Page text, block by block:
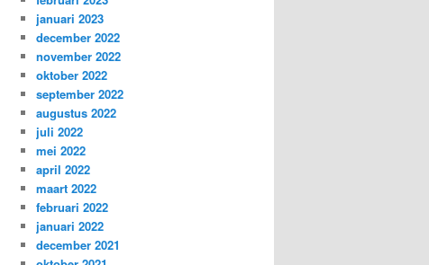
januari 2023
december 2022
november 2022
oktober 2022
september 2022
augustus 2022
juli 2022
mei 2022
april 2022
maart 2022
februari 2022
januari 2022
december 2021